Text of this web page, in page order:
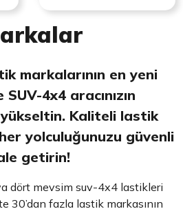
markalarının en yeni
4x4 aracınızın
yükseltin. Kaliteli lastik
yolculuğunuzu güvenli
getirin!
dört mevsim suv-4x4 lastikleri
30’dan fazla lastik markasının